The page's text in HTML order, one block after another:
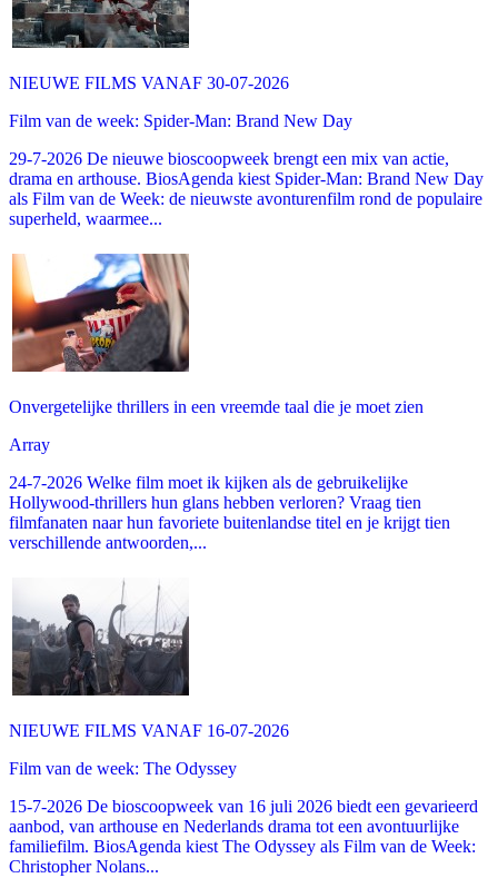
NIEUWE FILMS VANAF 30-07-2026
Film van de week: Spider-Man: Brand New Day
29-7-2026 De nieuwe bioscoopweek brengt een mix van actie,
drama en arthouse. BiosAgenda kiest Spider-Man: Brand New Day
als Film van de Week: de nieuwste avonturenfilm rond de populaire
superheld, waarmee...
Onvergetelijke thrillers in een vreemde taal die je moet zien
Array
24-7-2026 Welke film moet ik kijken als de gebruikelijke
Hollywood-thrillers hun glans hebben verloren? Vraag tien
filmfanaten naar hun favoriete buitenlandse titel en je krijgt tien
verschillende antwoorden,...
NIEUWE FILMS VANAF 16-07-2026
Film van de week: The Odyssey
15-7-2026 De bioscoopweek van 16 juli 2026 biedt een gevarieerd
aanbod, van arthouse en Nederlands drama tot een avontuurlijke
familiefilm. BiosAgenda kiest The Odyssey als Film van de Week:
Christopher Nolans...